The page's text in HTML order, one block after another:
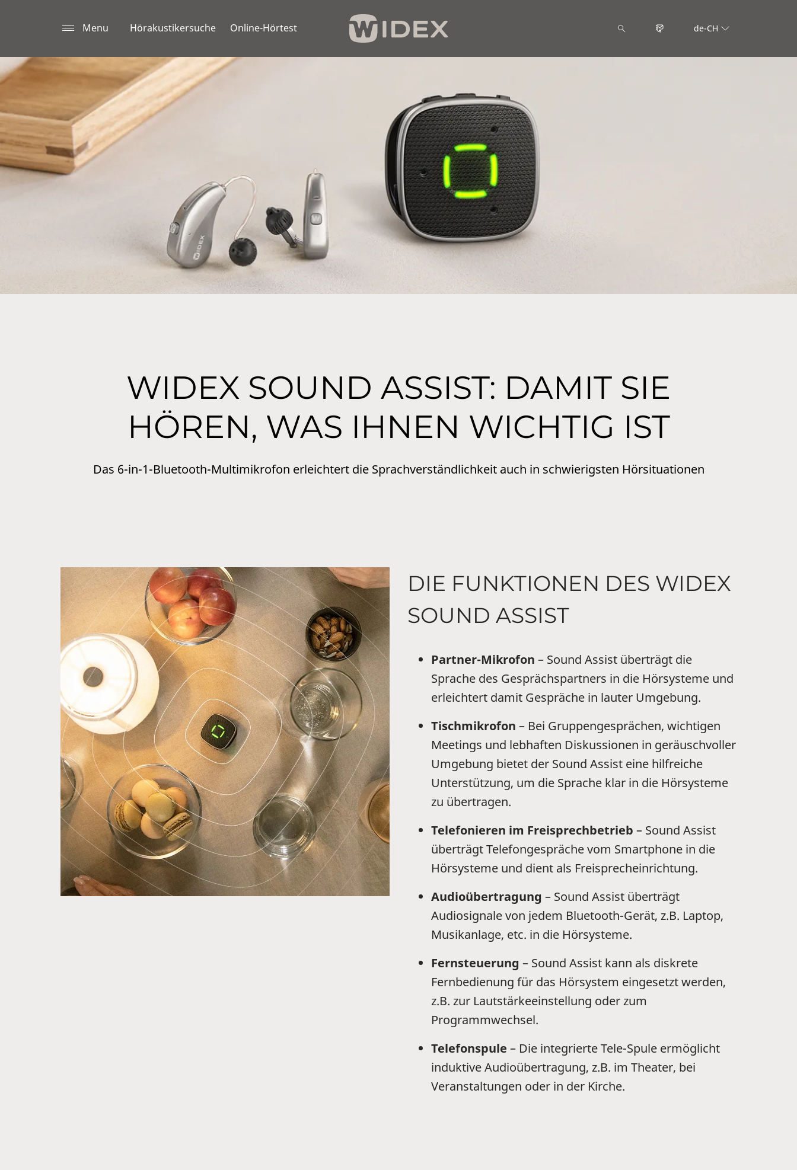
Menu Hörakustikersuche Online-Hörtest de-CH
WIDEX SOUND ASSIST: DAMIT SIE
HÖREN, WAS IHNEN WICHTIG IST
Das 6-in-1-Bluetooth-Multimikrofon erleichtert die Sprachverständlichkeit auch in schwierigsten Hörsituationen
DIE FUNKTIONEN DES WIDEX
SOUND ASSIST
Partner-Mikrofon – Sound Assist überträgt die
Sprache des Gesprächspartners in die Hörsysteme und
erleichtert damit Gespräche in lauter Umgebung.
Tischmikrofon – Bei Gruppengesprächen, wichtigen
Meetings und lebhaften Diskussionen in geräuschvoller
Umgebung bietet der Sound Assist eine hilfreiche
Unterstützung, um die Sprache klar in die Hörsysteme
zu übertragen.
Telefonieren im Freisprechbetrieb – Sound Assist
überträgt Telefongespräche vom Smartphone in die
Hörsysteme und dient als Freisprecheinrichtung.
Audioübertragung – Sound Assist überträgt
Audiosignale von jedem Bluetooth-Gerät, z.B. Laptop,
Musikanlage, etc. in die Hörsysteme.
Fernsteuerung – Sound Assist kann als diskrete
Fernbedienung für das Hörsystem eingesetzt werden,
z.B. zur Lautstärkeeinstellung oder zum
Programmwechsel.
Telefonspule – Die integrierte Tele-Spule ermöglicht
induktive Audioübertragung, z.B. im Theater, bei
Veranstaltungen oder in der Kirche.